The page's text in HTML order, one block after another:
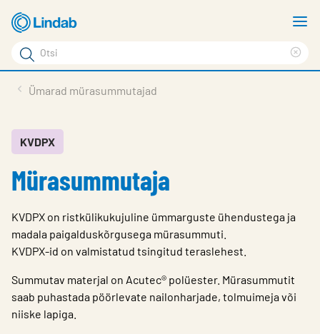
Mine
põhisisu
juurde
Otsi
Otsi
Meist
Kontaktid
Choose languge
Estonia
Ümarad mürasummutajad
KVDPX
Mürasummutaja
KVDPX on ristkülikukujuline ümmarguste ühendustega ja
madala paigalduskõrgusega mürasummuti.
KVDPX-id on valmistatud tsingitud teraslehest.
Summutav materjal on Acutec® polüester. Mürasummutit
saab puhastada pöörlevate nailonharjade, tolmuimeja või
niiske lapiga.